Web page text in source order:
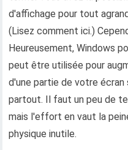
d'affichage pour tout
(Lisez comment ici.)
Heureusement, Windows
peut être utilisée pour
d'une partie de votre
partout. Il faut un peu de
mais l'effort en vaut la
physique inutile.